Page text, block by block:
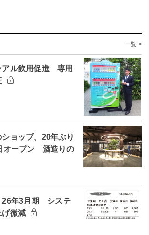
一覧 >
アル飲用促進 専用
ョップ、20年ぶり
オープン 酒造りの
26年3月期 システ
げ微減